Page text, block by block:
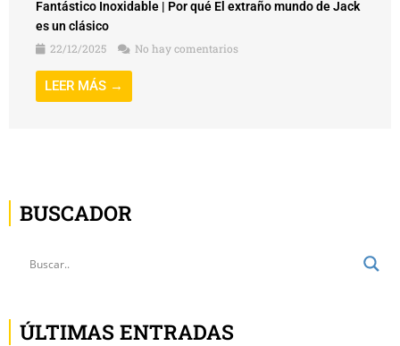
Fantástico Inoxidable | Por qué El extraño mundo de Jack
es un clásico
22/12/2025
No hay comentarios
LEER MÁS →
BUSCADOR
ÚLTIMAS ENTRADAS